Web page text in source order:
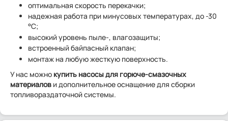
оптимальная скорость перекачки;
надежная работа при минусовых температурах, до -30
°С;
высокий уровень пыле-, влагозащиты;
встроенный байпасный клапан;
монтаж на любую жесткую поверхность.
У нас можно купить насосы для горюче-смазочных
материалов и дополнительное оснащение для сборки
топливораздаточной системы.